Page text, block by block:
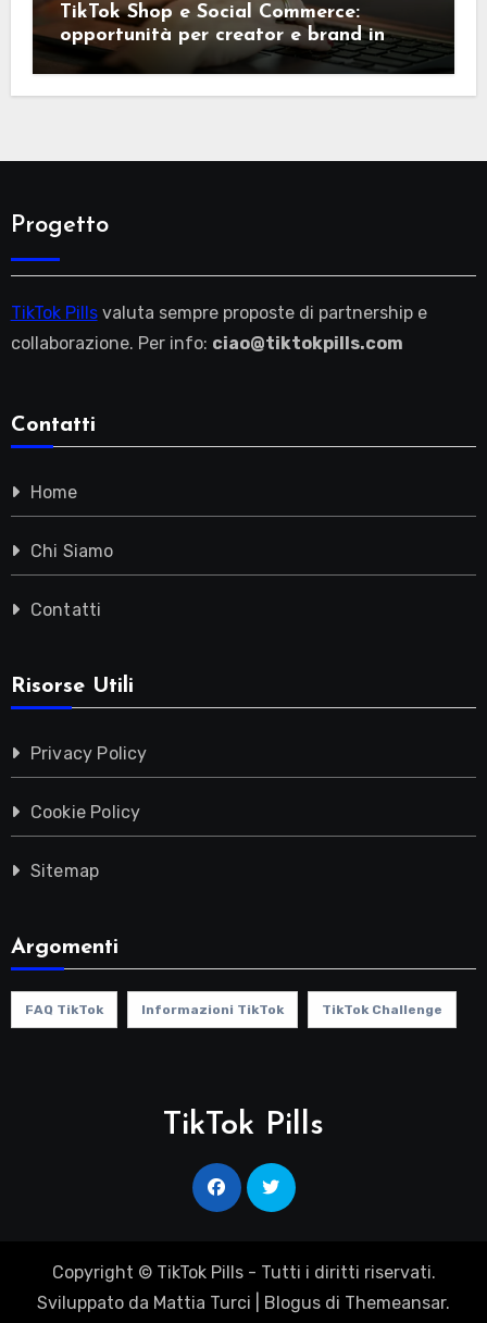
TikTok Shop e Social Commerce:
opportunità per creator e brand in
Italia
Progetto
TikTok Pillsvaluta sempre proposte di partnership e
collaborazione. Per info: ciao@tiktokpills.com
Contatti
Home
Chi Siamo
Contatti
Risorse Utili
Privacy Policy
Cookie Policy
Sitemap
Argomenti
FAQ TikTok Informazioni TikTok TikTok Challenge
TikTok Pills
Copyright © TikTok Pills - Tutti i diritti riservati.
Sviluppato da Mattia Turci
Blogus di Themeansar.